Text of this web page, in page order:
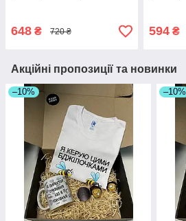
648 ₴ 720 ₴ 594₴
Акційні пропозиції та новинки
–10% –10%